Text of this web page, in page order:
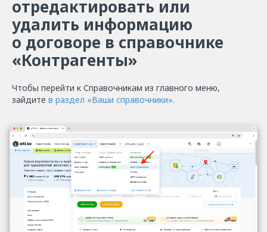
отредактировать или
удалить информацию
о договоре в cправочнике
«Контрагенты»
Чтобы перейти к Справочникам из главного меню,
зайдите в раздел «Ваши справочники».